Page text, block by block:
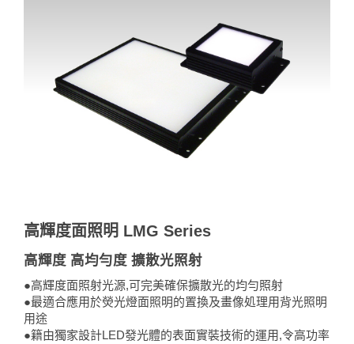
高輝度面照明 LMG Series
高輝度 高均勻度 擴散光照射
●高輝度面照射光源,可完美確保擴散光的均勻照射
●最適合應用於熒光燈面照明的置換及畫像処理用背光照明
用途
●籍由獨家設計LED發光體的表面實裝技術的運用,令高功率